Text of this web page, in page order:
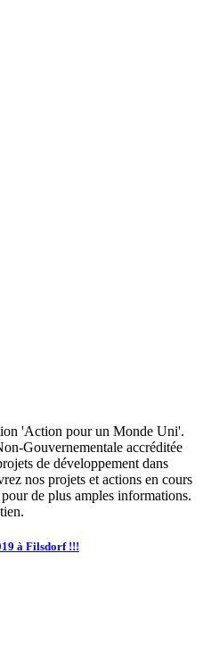
'Action pour un Monde Uni'.
Gouvernementale accréditée
de développement dans
nos projets et actions en cours
de plus amples informations.
à Filsdorf !!!